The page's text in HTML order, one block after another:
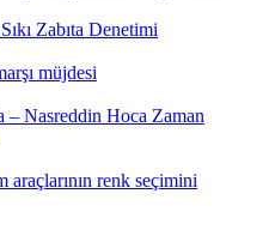
Zabıta Denetimi
müjdesi
– Nasreddin Hoca Zaman
araçlarının renk seçimini